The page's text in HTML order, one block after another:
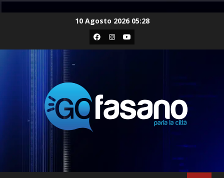
10 Agosto 2026 05:28
Facebook
Instagram
Youtube